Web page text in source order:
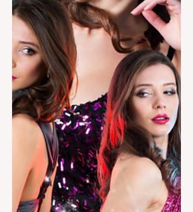
있다는 후기 정보가 있습니다. 🔹 팁/인
센티브 팁 또는 판매 인센티브가 있는 곳
은 실제 수령액이 훨씬 올라가기도 함
(업소 불문, 합법적인 범위 내에서). 이런